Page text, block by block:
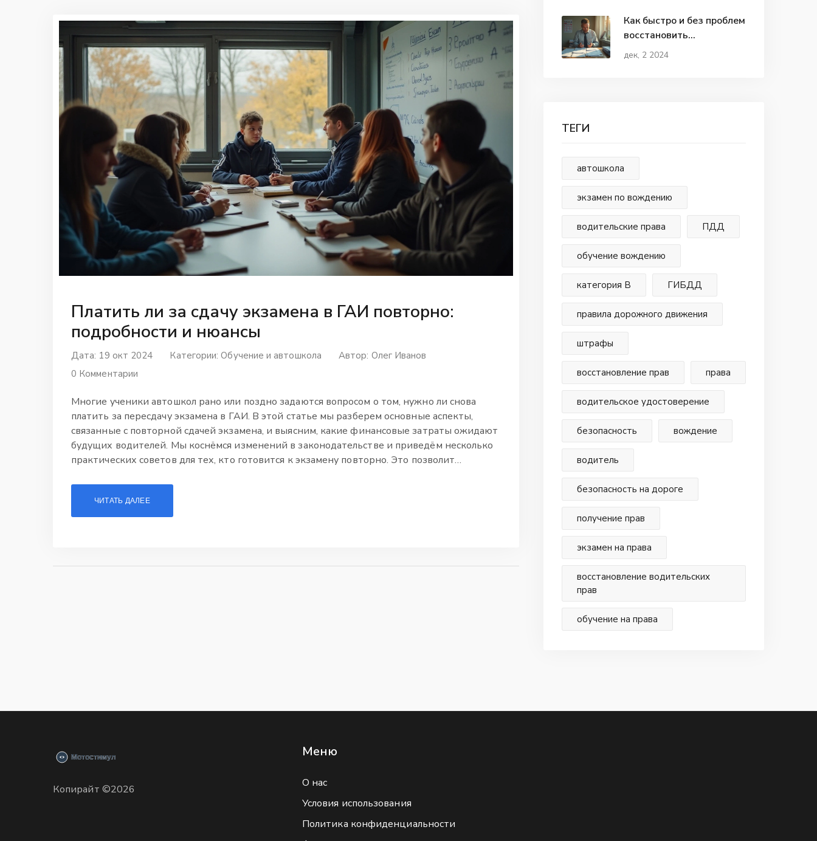
Платить ли за сдачу экзамена в ГАИ повторно:
подробности и нюансы
Дата: 19 окт 2024 Категории:Обучение и автошкола Автор: Олег Иванов
0 Комментарии
Многие ученики автошкол рано или поздно задаются вопросом о том, нужно ли снова
платить за пересдачу экзамена в ГАИ. В этой статье мы разберем основные аспекты,
связанные с повторной сдачей экзамена, и выясним, какие финансовые затраты ожидают
будущих водителей. Мы коснёмся изменений в законодательстве и приведём несколько
практических советов для тех, кто готовится к экзамену повторно. Это позволит
ЧИТАТЬ ДАЛЕЕ
Как быстро и без проблем
восстановить
водительское
дек, 2 2024
ТЕГИ
автошкола
экзамен по вождению
водительские права ПДД
обучение вождению
категория В ГИБДД
правила дорожного движения
штрафы
восстановление прав права
водительское удостоверение
безопасность вождение
водитель
безопасность на дороге
получение прав
экзамен на права
восстановление водительских
прав
обучение на права
Копирайт ©2026
Меню
О нас
Условия использования
Политика конфиденциальности